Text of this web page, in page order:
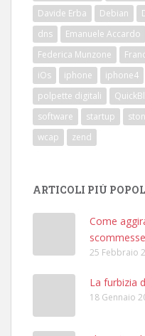
Davide Erba
Debian
dns
Emanuele Accardo
Federica Munzone
iOs
iphone iphone4
polpette digitali
software
startup
wcap
zend
ARTICOLI PIÙ
Come
25 Febbraio
La furbizia
18 Gennaio